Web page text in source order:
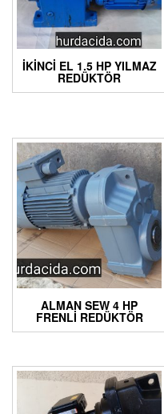
İKINCI EL 1.5 HP YILMAZ
REDÜKTÖR
ALMAN SEW 4 HP
FRENLI REDÜKTÖR